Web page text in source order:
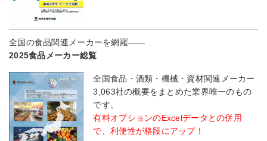
全国の食品関連メーカーを網羅――
2025食品メーカー総覧
全国食品・酒類・機械・資材関連メーカー
3,063社の概要をまとめた業界唯一のもの
です。
有料オプションのExcelデータとの併用
で、利便性が格段にアップ！